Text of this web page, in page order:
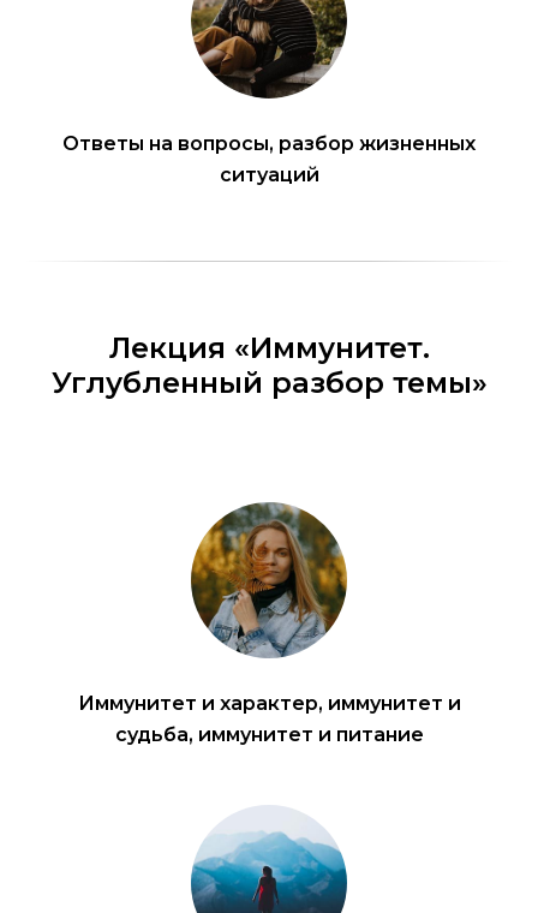
Ответы на вопросы, разбор жизненных
ситуаций
Лекция «Иммунитет.
Углубленный разбор темы»
Иммунитет и характер, иммунитет и
судьба, иммунитет и питание